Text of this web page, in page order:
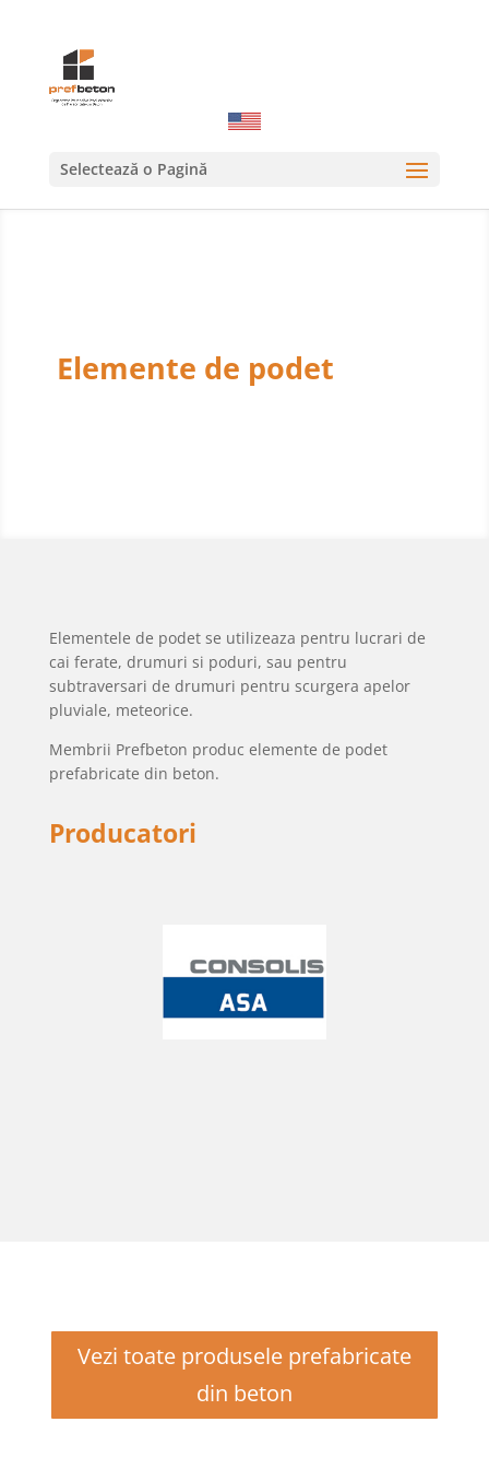
Selectează o Pagină
Elemente de podet
Elementele de podet se utilizeaza pentru lucrari de
cai ferate, drumuri si poduri, sau pentru
subtraversari de drumuri pentru scurgera apelor
pluviale, meteorice.
Membrii Prefbeton produc elemente de podet
prefabricate din beton.
Producatori
Vezi toate produsele prefabricate
din beton